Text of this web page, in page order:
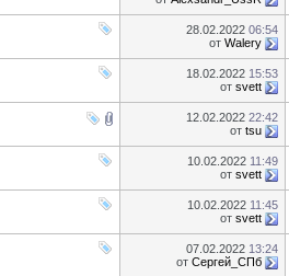
28.02.2022 06:54
от Walery
18.02.2022 15:53
от svett
12.02.2022 22:42
от tsu
10.02.2022 11:49
от svett
10.02.2022 11:45
от svett
07.02.2022 13:24
от Сергей_СПб